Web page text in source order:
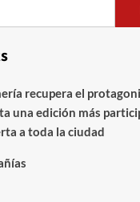
recupera el
una edición más
a toda la ciudad